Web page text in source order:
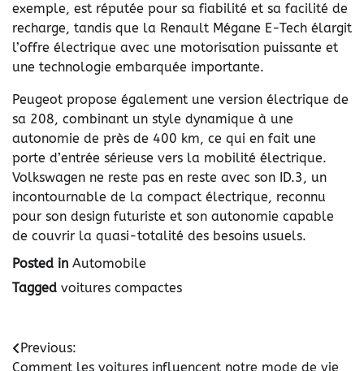
exemple, est réputée pour sa fiabilité et sa facilité de
recharge, tandis que la Renault Mégane E-Tech élargit
l’offre électrique avec une motorisation puissante et
une technologie embarquée importante.
Peugeot propose également une version électrique de
sa 208, combinant un style dynamique à une
autonomie de près de 400 km, ce qui en fait une
porte d’entrée sérieuse vers la mobilité électrique.
Volkswagen ne reste pas en reste avec son ID.3, un
incontournable de la compact électrique, reconnu
pour son design futuriste et son autonomie capable
de couvrir la quasi-totalité des besoins usuels.
Posted in Automobile
Tagged voitures compactes
Navigation
Previous:
Comment les voitures influencent notre mode de vie